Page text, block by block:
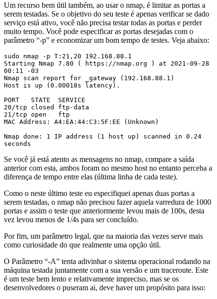
Um recurso bem útil também, ao usar o nmap, é limitar as portas a
serem testadas. Se o objetivo do seu teste é apenas verificar se dado
serviço está ativo, você não precisa testar todas as portas e perder
muito tempo. Você pode especificar as portas desejadas com o
parâmetro “-p” e economizar um bom tempo de testes. Veja abaixo:
sudo nmap -p T:21,20 192.168.88.1
Starting Nmap 7.80 ( https://nmap.org ) at 2021-09-28
00:11 -03
Nmap scan report for _gateway (192.168.88.1)
Host is up (0.00018s latency).
PORT   STATE  SERVICE
20/tcp closed ftp-data
21/tcp open   ftp
MAC Address: A4:EA:44:C3:5F:EE (Unknown)
Nmap done: 1 IP address (1 host up) scanned in 0.24
seconds
Se você já está atento as mensagens no nmap, compare a saída
anterior com esta, ambos foram no mesmo host no entanto perceba a
diferença de tempo entre elas (última linha de cada teste).
Como o neste último teste eu especifiquei apenas duas portas a
serem testadas, o nmap não precisou fazer aquela varredura de 1000
portas e assim o teste que anteriormente levou mais de 100s, desta
vez levou menos de 1/4s para ser concluído.
Por fim, um parâmetro legal, que na maioria das vezes serve mais
como curiosidade do que realmente uma opção útil.
O Parâmetro “-A” tenta adivinhar o sistema operacional rodando na
máquina testada juntamente com a sua versão e um traceroute. Este
é um teste bem lento e relativamente impreciso, mas se os
desenvolvedores o puseram ai, deve haver um propósito para isso: